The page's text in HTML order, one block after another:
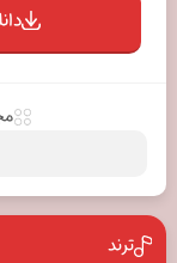
ترند